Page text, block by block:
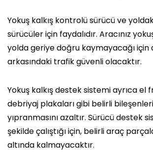
Yokuş kalkış kontrolü sürücü ve
sürücüler için faydalıdır. Aracınız
yolda geriye doğru kaymayacağı için
arkasındaki trafik güvenli olacaktır.
Yokuş kalkış destek sistemi ayrıca el
debriyaj plakaları gibi belirli
yıpranmasını azaltır. Sürücü destek
şekilde çalıştığı için, belirli araç
altında kalmayacaktır.